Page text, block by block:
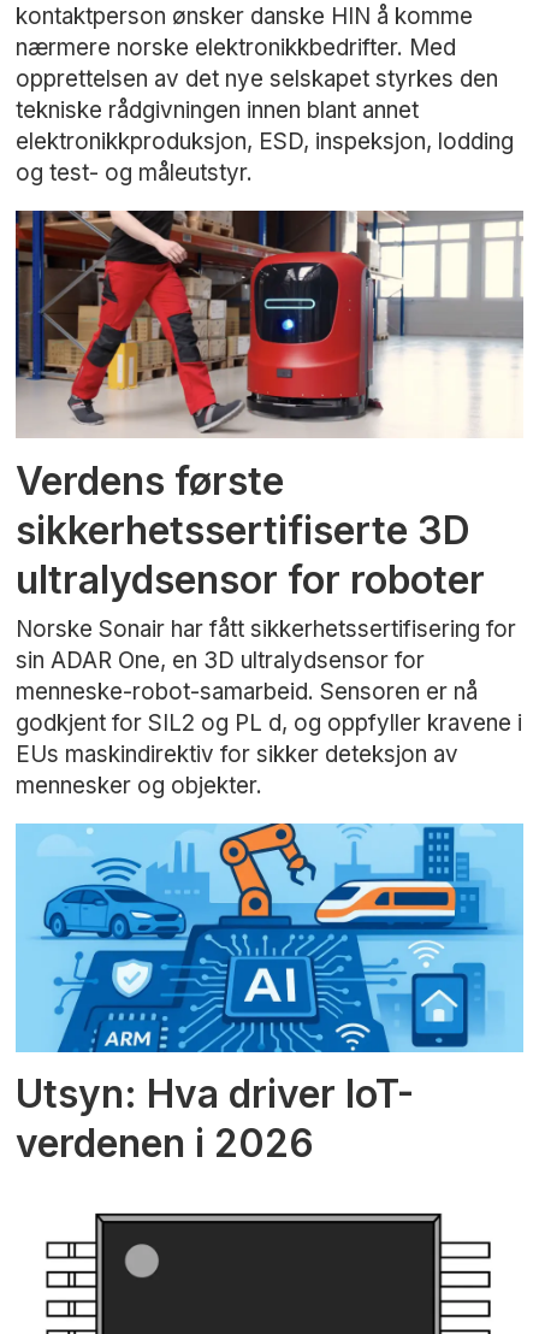
kontaktperson ønsker danske HIN å komme
nærmere norske elektronikkbedrifter. Med
opprettelsen av det nye selskapet styrkes den
tekniske rådgivningen innen blant annet
elektronikkproduksjon, ESD, inspeksjon, lodding
og test- og måleutstyr.
Verdens første
sikkerhetssertifiserte 3D
ultralydsensor for roboter
Norske Sonair har fått sikkerhetssertifisering for
sin ADAR One, en 3D ultralydsensor for
menneske-robot-samarbeid. Sensoren er nå
godkjent for SIL2 og PL d, og oppfyller kravene i
EUs maskindirektiv for sikker deteksjon av
mennesker og objekter.
Utsyn: Hva driver IoT-
verdenen i 2026